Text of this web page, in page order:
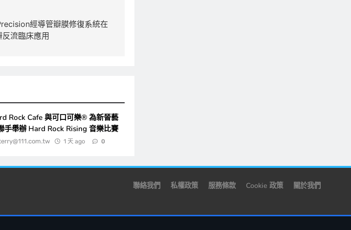
經導管瓣膜修復系統在
流臨床應用
Rock Cafe 與可口可樂® 為新晉藝
手舉辦 Hard Rock Rising 音樂比賽
1 天 ago 0
聯絡我們 私權政策 服務條款 Cookie 政策 關於我們